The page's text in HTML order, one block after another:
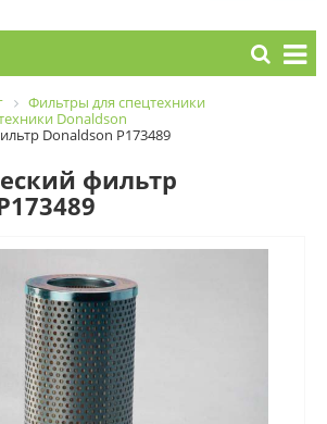
Фильтры для спецтехники
Donaldson
Donaldson P173489
фильтр